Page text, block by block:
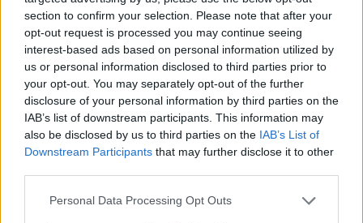
section to confirm your selection. Please note that after your
opt-out request is processed you may continue seeing
interest-based ads based on personal information utilized by
us or personal information disclosed to third parties prior to
your opt-out. You may separately opt-out of the further
disclosure of your personal information by third parties on the
IAB’s list of downstream participants. This information may
also be disclosed by us to third parties on the IAB’s List of
Downstream Participants that may further disclose it to other
Personal Data Processing Opt Outs
previsti lavori di posa della fibra ottica in via Statale, in via
Flumendosa e in via Statale Est ed è previsto un restringimento
stradale, con istituzione di senso unico alternato regolato da
movieri o semaforo mobile. Anche all’intersezione tra via Statale Est
e via Boccaccio è previsto un restringimento stradale, con
eventuale senso unico alternato regolato da movieri.
Infine per lavori in via Alfieri angolo con via Tasso, fino al 26